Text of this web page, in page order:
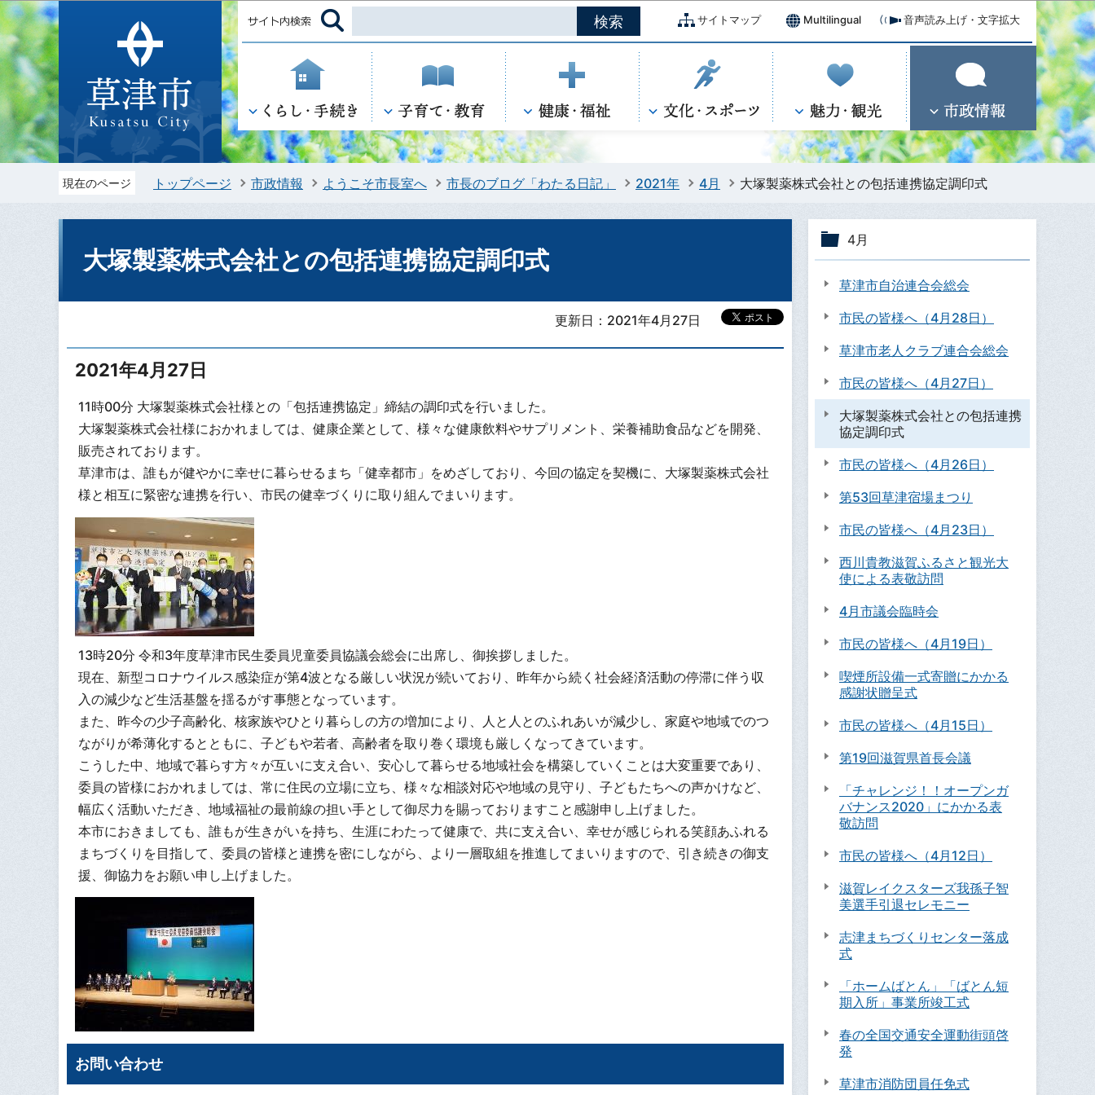
このページの本文へ移動
サイトマップ Multilingual 音声読み上げ・文字拡大
現在のページ トップページ 市政情報 ようこそ市長室へ 市長のブログ「わたる日記」 2021年 4月 大塚製薬株式会社との包括連携協定調印式
大塚製薬株式会社との包括連携協定調印式
更新日：2021年4月27日
2021年4月27日
11時00分 大塚製薬株式会社様との「包括連携協定」締結の調印式を行いました。
大塚製薬株式会社様におかれましては、健康企業として、様々な健康飲料やサプリメント、栄養補助食品などを開発、
販売されております。
草津市は、誰もが健やかに幸せに暮らせるまち「健幸都市」をめざしており、今回の協定を契機に、大塚製薬株式会社
様と相互に緊密な連携を行い、市民の健幸づくりに取り組んでまいります。
13時20分 令和3年度草津市民生委員児童委員協議会総会に出席し、御挨拶しました。
現在、新型コロナウイルス感染症が第4波となる厳しい状況が続いており、昨年から続く社会経済活動の停滞に伴う収
入の減少など生活基盤を揺るがす事態となっています。
また、昨今の少子高齢化、核家族やひとり暮らしの方の増加により、人と人とのふれあいが減少し、家庭や地域でのつ
ながりが希薄化するとともに、子どもや若者、高齢者を取り巻く環境も厳しくなってきています。
こうした中、地域で暮らす方々が互いに支え合い、安心して暮らせる地域社会を構築していくことは大変重要であり、
委員の皆様におかれましては、常に住民の立場に立ち、様々な相談対応や地域の見守り、子どもたちへの声かけなど、
幅広く活動いただき、地域福祉の最前線の担い手として御尽力を賜っておりますこと感謝申し上げました。
本市におきましても、誰もが生きがいを持ち、生涯にわたって健康で、共に支え合い、幸せが感じられる笑顔あふれる
まちづくりを目指して、委員の皆様と連携を密にしながら、より一層取組を推進してまいりますので、引き続きの御支
援、御協力をお願い申し上げました。
お問い合わせ
4月
草津市自治連合会総会
市民の皆様へ（4月28日）
草津市老人クラブ連合会総会
市民の皆様へ（4月27日）
大塚製薬株式会社との包括連携
協定調印式
市民の皆様へ（4月26日）
第53回草津宿場まつり
市民の皆様へ（4月23日）
西川貴教滋賀ふるさと観光大
使による表敬訪問
4月市議会臨時会
市民の皆様へ（4月19日）
喫煙所設備一式寄贈にかかる
感謝状贈呈式
市民の皆様へ（4月15日）
第19回滋賀県首長会議
「チャレンジ！！オープンガ
バナンス2020」にかかる表
敬訪問
市民の皆様へ（4月12日）
滋賀レイクスターズ我孫子智
美選手引退セレモニー
志津まちづくりセンター落成
式
「ホームばとん」「ばとん短
期入所」事業所竣工式
春の全国交通安全運動街頭啓
発
草津市消防団員任免式